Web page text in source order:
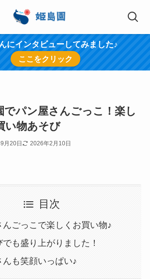
にインタビューしてみました♪
ここをクリック
でパン屋さんごっこ！楽し
い物あそび
月20日 2026年2月10日
目次
んごっこで楽しくお買い物♪
も盛り上がりました！
んも笑顔いっぱい♪